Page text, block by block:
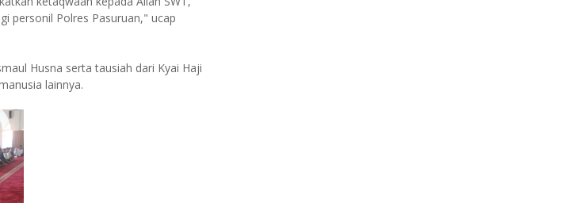
personil Polres Pasuruan," ucap
Husna serta tausiah dari Kyai Haji
lainnya.